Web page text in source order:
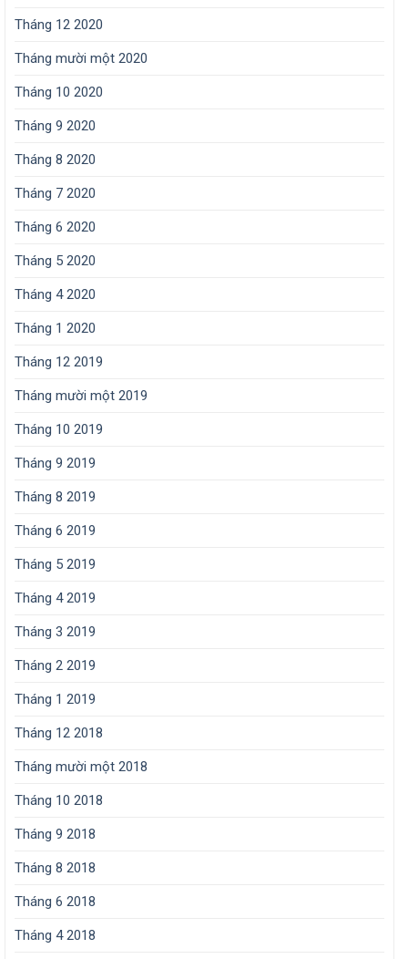
Tháng 12 2020
Tháng mười một 2020
Tháng 10 2020
Tháng 9 2020
Tháng 8 2020
Tháng 7 2020
Tháng 6 2020
Tháng 5 2020
Tháng 4 2020
Tháng 1 2020
Tháng 12 2019
Tháng mười một 2019
Tháng 10 2019
Tháng 9 2019
Tháng 8 2019
Tháng 6 2019
Tháng 5 2019
Tháng 4 2019
Tháng 3 2019
Tháng 2 2019
Tháng 1 2019
Tháng 12 2018
Tháng mười một 2018
Tháng 10 2018
Tháng 9 2018
Tháng 8 2018
Tháng 6 2018
Tháng 4 2018